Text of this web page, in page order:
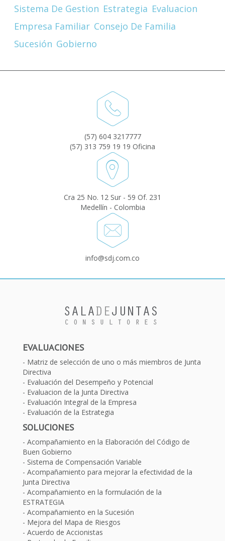
Sistema De Gestion Estrategia Evaluacion
Empresa Familiar Consejo De Familia
Sucesión Gobierno
(57) 604 3217777
(57) 313 759 19 19 Oficina
Cra 25 No. 12 Sur - 59 Of. 231
Medellín - Colombia
info@sdj.com.co
EVALUACIONES
Matriz de selección de uno o más miembros de Junta
Directiva
Evaluación del Desempeño y Potencial
Evaluacion de la Junta Directiva
Evaluación Integral de la Empresa
Evaluación de la Estrategia
SOLUCIONES
Acompañamiento en la Elaboración del Código de
Buen Gobierno
Sistema de Compensación Variable
Acompañamiento para mejorar la efectividad de la
Junta Directiva
Acompañamiento en la formulación de la
ESTRATEGIA
Acompañamiento en la Sucesión
Mejora del Mapa de Riesgos
Acuerdo de Accionistas